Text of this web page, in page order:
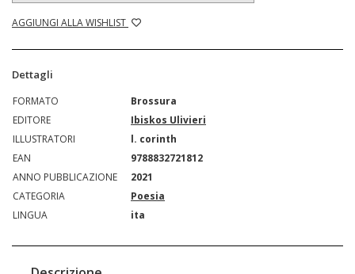
AGGIUNGI ALLA WISHLIST
Dettagli
FORMATO
Brossura
EDITORE
Ibiskos Ulivieri
ILLUSTRATORI
l. corinth
EAN
9788832721812
ANNO PUBBLICAZIONE
2021
CATEGORIA
Poesia
LINGUA
ita